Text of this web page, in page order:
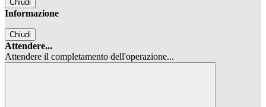
Chiudi
Informazione
Chiudi
Attendere...
Attendere il completamento dell'operazione...